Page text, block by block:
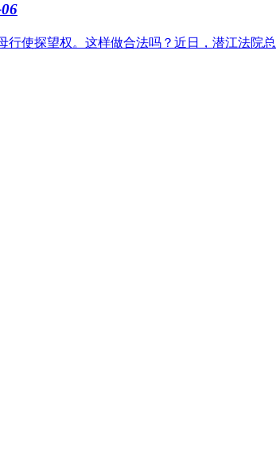
使探望权。这样做合法吗？近日，潜江法院